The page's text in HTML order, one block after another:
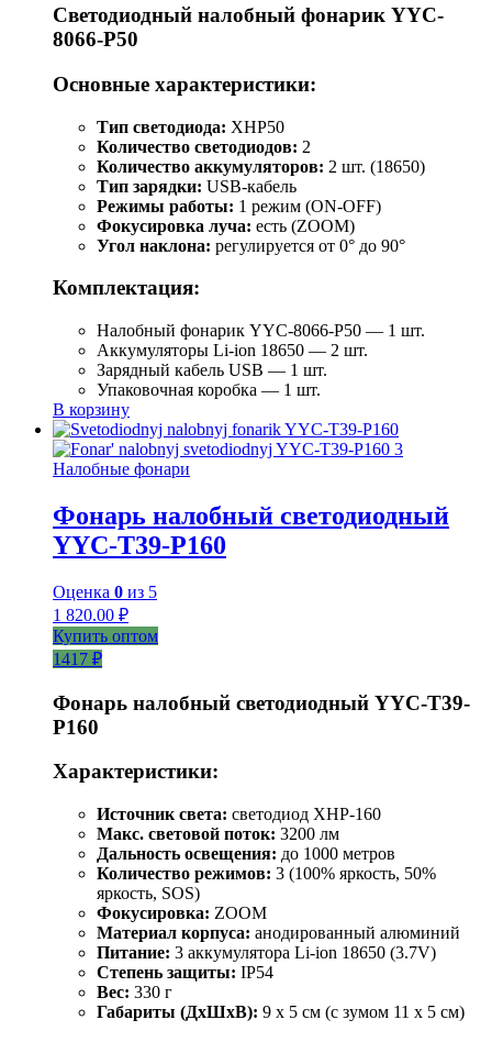
Светодиодный налобный фонарик YYC-
8066-P50
Основные характеристики:
Тип светодиода: XHP50
Количество светодиодов: 2
Количество аккумуляторов: 2 шт. (18650)
Тип зарядки: USB-кабель
Режимы работы: 1 режим (ON-OFF)
Фокусировка луча: есть (ZOOM)
Угол наклона: регулируется от 0° до 90°
Комплектация:
Налобный фонарик YYC-8066-P50 — 1 шт.
Аккумуляторы Li-ion 18650 — 2 шт.
Зарядный кабель USB — 1 шт.
Упаковочная коробка — 1 шт.
В корзину
Налобные фонари
Фонарь налобный светодиодный
YYC-T39-P160
Оценка 0 из 5
1 820.00 ₽
Купить оптом
1417 ₽
Фонарь налобный светодиодный YYC-T39-
P160
Характеристики:
Источник света: светодиод XHP-160
Макс. световой поток: 3200 лм
Дальность освещения: до 1000 метров
Количество режимов: 3 (100% яркость, 50%
яркость, SOS)
Фокусировка: ZOOM
Материал корпуса: анодированный алюминий
Питание: 3 аккумулятора Li-ion 18650 (3.7V)
Степень защиты: IP54
Вес: 330 г
Габариты (ДхШхВ): 9 x 5 см (с зумом 11 x 5 см)